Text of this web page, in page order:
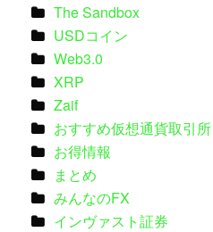
The Sandbox
USDコイン
Web3.0
XRP
Zaif
おすすめ仮想通貨取引所
お得情報
まとめ
みんなのFX
インヴァスト証券